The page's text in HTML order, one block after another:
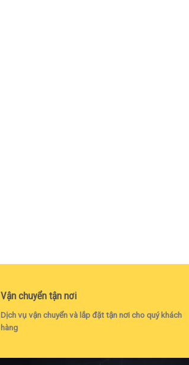
Vận chuyển tận nơi
Dịch vụ vận chuyển và lắp đặt tận nơi cho quý khách
hàng